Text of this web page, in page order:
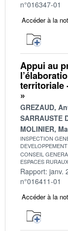
n°016347-01
Accéder à la
Appui au
territoriale
»
GREZAUD,
SARRAUSTE
MOLINIER,
INSPECTION
CONSEIL
ESPACES
Rapport: janv.
n°016411-01
Accéder à la